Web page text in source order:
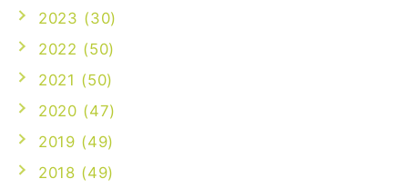
2023 (30)
2022 (50)
2021 (50)
2020 (47)
2019 (49)
2018 (49)